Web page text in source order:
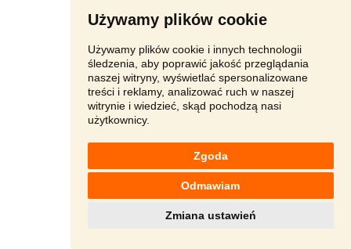
Używamy plików cookie
Używamy plików cookie i innych technologii
śledzenia, aby poprawić jakość przeglądania
naszej witryny, wyświetlać spersonalizowane
treści i reklamy, analizować ruch w naszej
witrynie i wiedzieć, skąd pochodzą nasi
użytkownicy.
Zgoda
Odmawiam
Zmiana ustawień